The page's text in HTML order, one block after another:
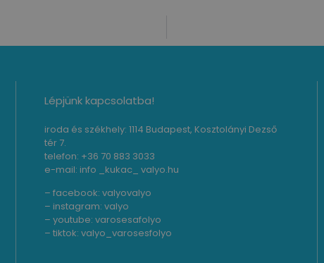
Lépjünk kapcsolatba!
iroda és székhely: 1114 Budapest, Kosztolányi Dezső
tér 7.
telefon: +36 70 883 3033
e-mail: info _kukac_ valyo.hu
– facebook: valyovalyo
– instagram: valyo
– youtube: varosesafolyo
– tiktok: valyo_varosesfolyo